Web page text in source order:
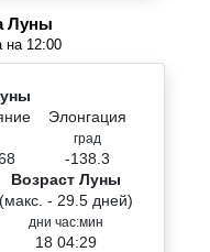
Луны
на 12:00
Элонгация
град
-138.3
Возраст Луны
(макс. - 29.5 дней)
дни час:мин
18 04:29